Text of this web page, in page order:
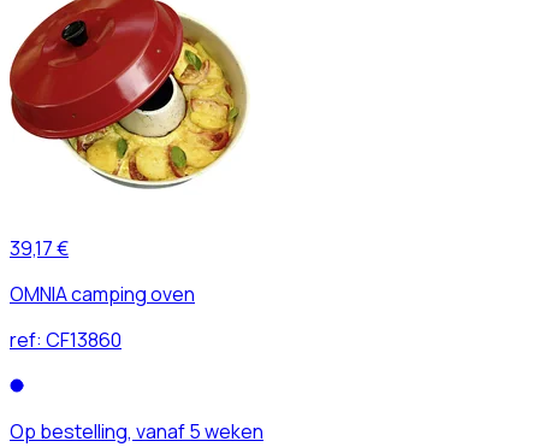
39,17 €
OMNIA camping oven
ref: CF13860
Op bestelling, vanaf 5 weken